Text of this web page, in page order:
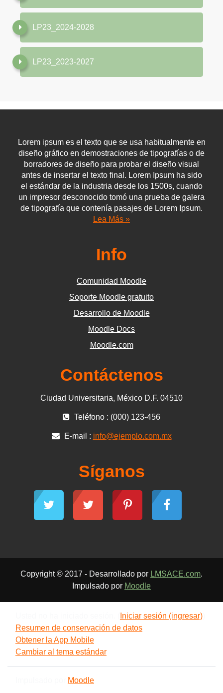
LP23_2024-2028
LP23_2023-2027
Lorem ipsum es el texto que se usa habitualmente en
diseño gráfico en demostraciones de tipografías o de
borradores de diseño para probar el diseño visual
antes de insertar el texto final. Lorem Ipsum ha sido
el estándar de la industria desde los 1500s, cuando
un impresor desconocido tomó una prueba de galera
de tipografía que contenía pasajes de Lorem Ipsum.
Lea Más »
Info
Comunidad Moodle
Soporte Moodle gratuito
Desarrollo de Moodle
Moodle Docs
Moodle.com
Contáctenos
Ciudad Universitaria, México D.F. 04510
Teléfono : (000) 123-456
E-mail : info@ejemplo.com.mx
Síganos
Copyright © 2017 - Desarrollado por LMSACE.com.
Impulsado por Moodle
Iniciar sesión (ingresar)
Resumen de conservación de datos
Obtener la App Mobile
Cambiar al tema estándar
Moodle